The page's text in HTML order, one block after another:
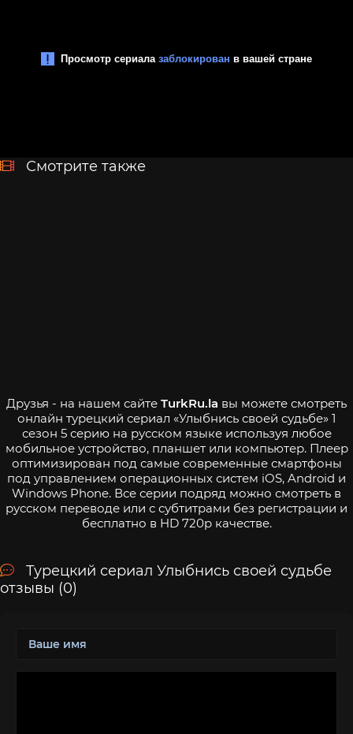
Смотрите также
Друзья - на нашем сайте TurkRu.la вы можете смотреть
онлайн турецкий сериал «Улыбнись своей судьбе» 1
сезон 5 серию на русском языке используя любое
мобильное устройство, планшет или компьютер. Плеер
оптимизирован под самые современные смартфоны
под управлением операционных систем iOS, Android и
Windows Phone. Все серии подряд можно смотреть в
русском переводе или с субтитрами без регистрации и
бесплатно в HD 720p качестве.
Турецкий сериал Улыбнись своей судьбе
отзывы (0)